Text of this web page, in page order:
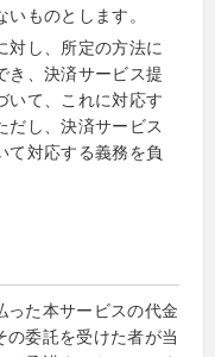
ものとします。
対し、所定の方法に
き、決済サービス提
いて、これに対応す
だし、決済サービス
て対応する義務を負
った本サービスの代金
の委託を受けた者が当